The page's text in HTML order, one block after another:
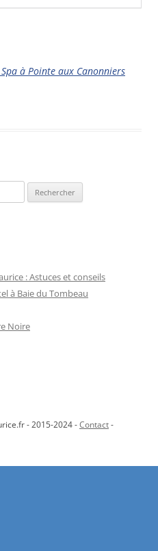
à Pointe aux Canonniers
: Astuces et conseils
à Baie du Tombeau
Noire
- 2015-2024 -Contact-